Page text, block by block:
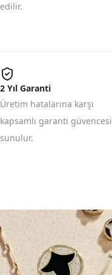
edilir.
2 Yıl Garanti
Üretim hatalarına karşı
kapsamlı garanti güvencesi
sunulur.